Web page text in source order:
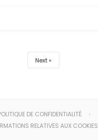
Next
DE CONFIDENTIALITÉ
RELATIVES AUX COOKIES